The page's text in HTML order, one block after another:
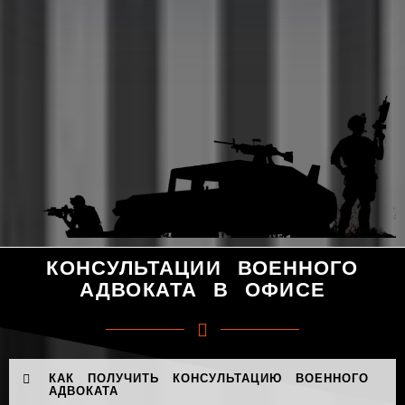
КОНСУЛЬТАЦИИ ВОЕННОГО
АДВОКАТА В ОФИСЕ
КАК ПОЛУЧИТЬ КОНСУЛЬТАЦИЮ ВОЕННОГО
АДВОКАТА